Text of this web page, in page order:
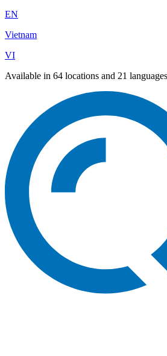
EN
Vietnam
VI
Available in 64 locations and 21 languages